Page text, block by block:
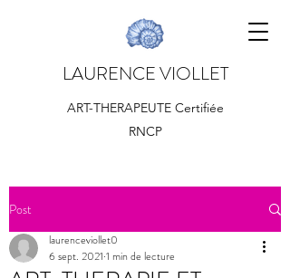
LAURENCE VIOLLET
ART-THERAPEUTE Certifiée
RNCP
Post
laurenceviollet0
6 sept. 2021 1 min de lecture